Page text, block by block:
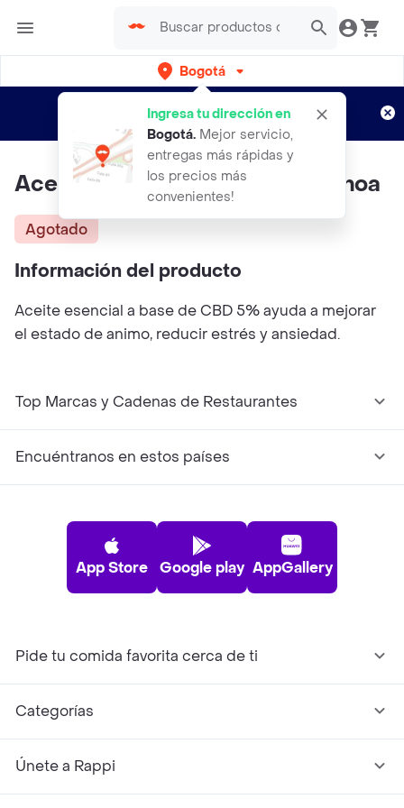
Bogotá
Ingresa tu dirección en
Bogotá. Mejor servicio,
entregas más rápidas y
los precios más
convenientes!
envíos gratis por semanas
Aplican TyC
Aceite Cbd 5% Good Vibes Canoa
Agotado
Información del producto
Aceite esencial a base de CBD 5% ayuda a mejorar
el estado de animo, reducir estrés y ansiedad.
Top Marcas y Cadenas de Restaurantes
Encuéntranos en estos países
App Store Google play AppGallery
Pide tu comida favorita cerca de ti
Categorías
Únete a Rappi